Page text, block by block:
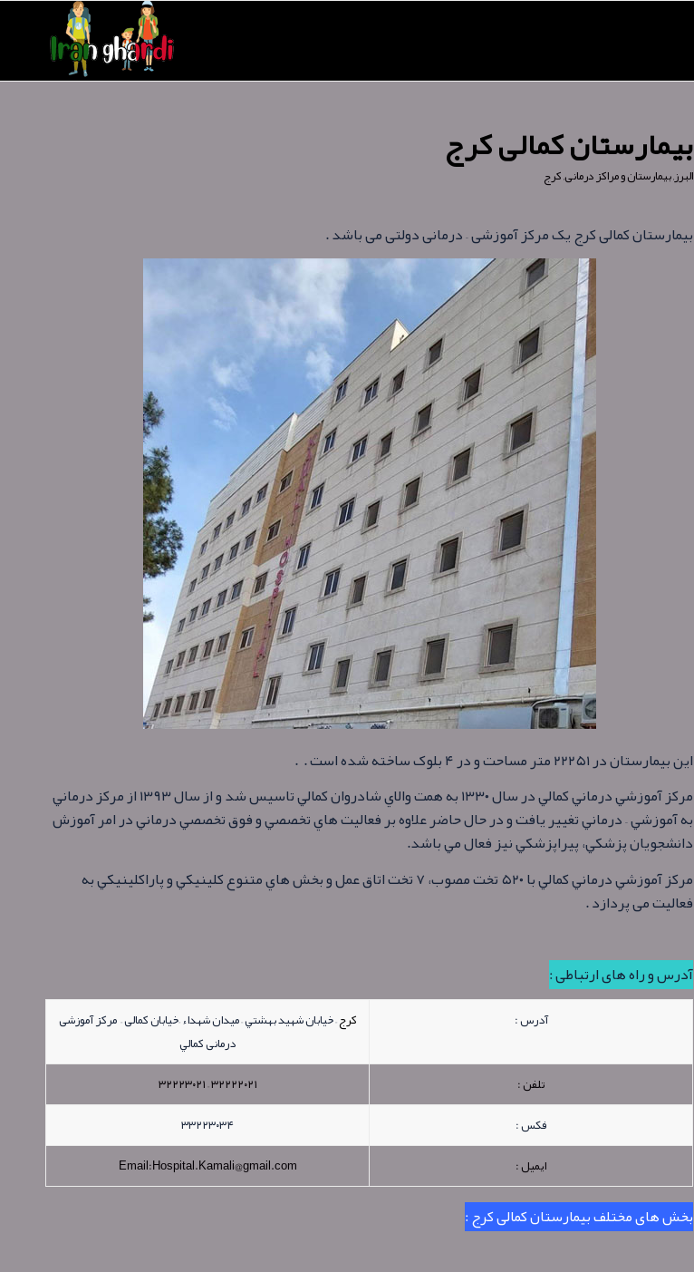
بیمارستان کمالی کرج
البرز,بیمارستان و مراکز درمانی,کرج
بیمارستان کمالی کرج یک مرکز آموزشی – درمانی دولتی می باشد .
این بیمارستان در ۲۲۲۵۱ متر مساحت و در ۴ بلوک ساخته شده است . .
مركز آموزشي درماني كمالي در سال ۱۳۳۰ به همت والاي شادروان كمالي تاسيس شد و از سال ۱۳۹۳ از مركز درماني
به آموزشي – درماني تغيير يافت و در حال حاضر علاوه بر فعاليت هاي تخصصي و فوق تخصصي درماني در امر آموزش
دانشجويان پزشكي، پيراپزشكي نيز فعال مي باشد.
مركز آموزشي درماني كمالي با ۵۲۰ تخت مصوب، ۷ تخت اتاق عمل و بخش هاي متنوع كلينيكي و پاراكلينيكي به
فعالیت می پردازد .
آدرس و راه های ارتباطی :
آدرس : کرج– خيابان شهيد بهشتي – ميدان شهداء –خیابان کمالی – مرکز آموزشی
درمانی كمالي
تلفن :
۳۲۲۲۲۰۲۱ – ۳۲۲۲۳۰۲۱
فکس :
۳۳۲۲۳۰۳۴
ایمیل :
Email:Hospital.Kamali@gmail.com
بخش های مختلف بیمارستان کمالی کرج :